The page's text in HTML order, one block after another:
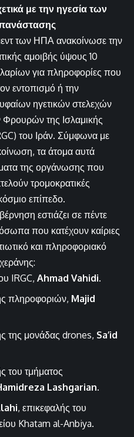
με την ηγεσία των
των ΗΠΑ ανακοίνωσε την
αμοιβής ύψους 10
για πληροφορίες που
εντοπισμό ή την
ηγετικών στελεχών
της Ισλαμικής
του Ιράν. Σύμφωνα με
τα άτομα αυτά
της οργάνωσης που
τρομοκρατικές
επίπεδο.
εστιάζει σε πέντε
που κατέχουν καίριες
και πληροφοριακό
IRGC, Ahmad Vahidi.
πληροφοριών, Majid
της μονάδας drones, Sa’id
του τμήματος
Lashgarian.
, επικεφαλής του
Khatam al-Anbiya.